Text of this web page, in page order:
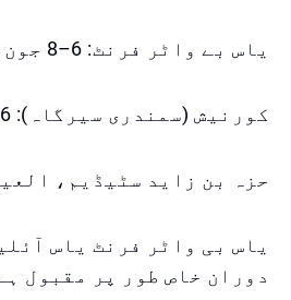
یاس بے واٹر فرنٹ: 6–8 جون، ہر شام 9:00 بجے
کورنيش (سمندری سیرگاہ): 6 جون، 9:00 بجے
حزہ بن زاید سٹیڈیم، العين: 6 جون، 9:00
یاس بی واٹر فرنٹ یاس
دوران خاص طور پر مقبول